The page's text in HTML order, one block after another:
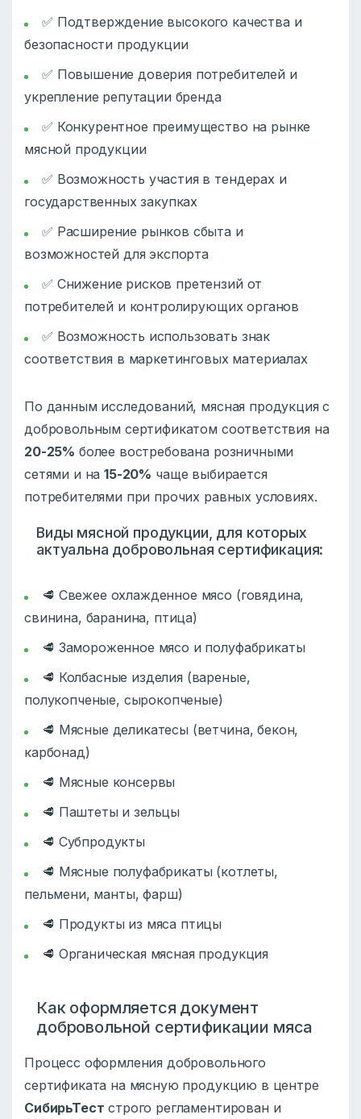
✅ Подтверждение высокого качества и
безопасности продукции
✅ Повышение доверия потребителей и
укрепление репутации бренда
✅ Конкурентное преимущество на рынке
мясной продукции
✅ Возможность участия в тендерах и
государственных закупках
✅ Расширение рынков сбыта и
возможностей для экспорта
✅ Снижение рисков претензий от
потребителей и контролирующих органов
✅ Возможность использовать знак
соответствия в маркетинговых материалах
По данным исследований, мясная продукция с
добровольным сертификатом соответствия на
20-25% более востребована розничными
сетями и на15-20% чаще выбирается
потребителями при прочих равных условиях.
Виды мясной продукции, для которых
актуальна добровольная сертификация:
🥩 Свежее охлажденное мясо (говядина,
свинина, баранина, птица)
🥩 Замороженное мясо и полуфабрикаты
🥩 Колбасные изделия (вареные,
полукопченые, сырокопченые)
🥩 Мясные деликатесы (ветчина, бекон,
карбонад)
🥩 Мясные консервы
🥩 Паштеты и зельцы
🥩 Субпродукты
🥩 Мясные полуфабрикаты (котлеты,
пельмени, манты, фарш)
🥩 Продукты из мяса птицы
🥩 Органическая мясная продукция
Как оформляется документ
добровольной сертификации мяса
Процесс оформления добровольного
сертификата на мясную продукцию в центре
СибирьТест строго регламентирован и